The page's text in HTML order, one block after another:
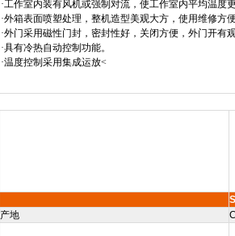
·工作室内装有风机或强制对流，使工作室内平均温度
·外箱表面喷塑处理，整机造型美观大方，使用维修方
·外门采用磁性门封，密封性好，关闭方便，外门开有
·具有冷热自动控制功能。
·温度控制采用集成运放<
产地